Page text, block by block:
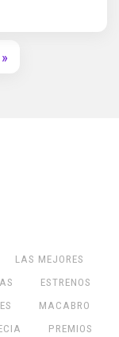
LAS MEJORES
ESTRENOS
MACABRO
PREMIOS